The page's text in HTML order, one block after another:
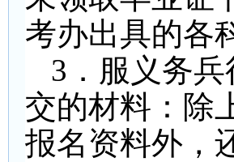
考办出具的各
3 ．服义务
交的材料：除
报名资料外，